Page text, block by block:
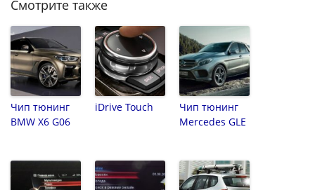
Смотрите также
Чип тюнинг
BMW X6 G06
iDrive Touch
Чип тюнинг
Mercedes GLE